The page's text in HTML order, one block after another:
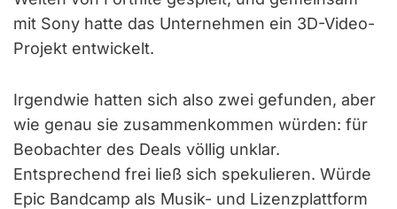
mit Sony hatte das Unternehmen ein 3D-Video-
Projekt entwickelt.
Irgendwie hatten sich also zwei gefunden, aber
wie genau sie zusammenkommen würden: für
Beobachter des Deals völlig unklar.
Entsprechend frei ließ sich spekulieren. Würde
Epic Bandcamp als Musik- und Lizenzplattform